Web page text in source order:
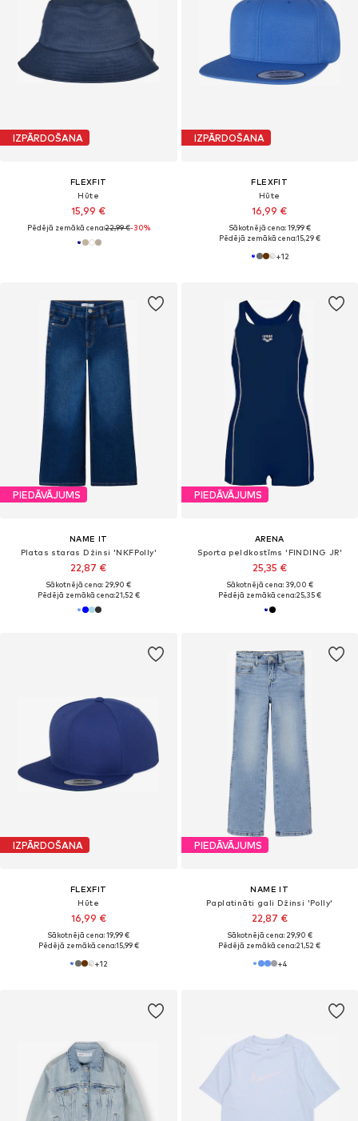
IZPĀRDOŠANA
FLEXFIT
Hūte
15,99 €
Pēdējā zemākā cena:22,99 €-30%
IZPĀRDOŠANA
FLEXFIT
Hūte
16,99 €
Sākotnējā cena: 19,99 €
Pēdējā zemākā cena:15,29 €
+12
PIEDĀVĀJUMS
NAME IT
Platas staras Džinsi 'NKFPolly'
22,87 €
Sākotnējā cena: 29,90 €
Pēdējā zemākā cena:21,52 €
PIEDĀVĀJUMS
ARENA
Sporta peldkostīms 'FINDING JR'
25,35 €
Sākotnējā cena: 39,00 €
Pēdējā zemākā cena:25,35 €
IZPĀRDOŠANA
FLEXFIT
Hūte
16,99 €
Sākotnējā cena: 19,99 €
Pēdējā zemākā cena:15,99 €
+12
PIEDĀVĀJUMS
NAME IT
Paplatināti gali Džinsi 'Polly'
22,87 €
Sākotnējā cena: 29,90 €
Pēdējā zemākā cena:21,52 €
+4